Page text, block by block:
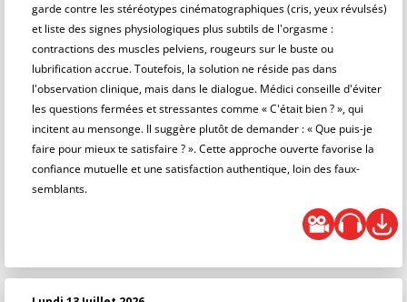
garde contre les stéréotypes cinématographiques (cris, yeux révulsés)
et liste des signes physiologiques plus subtils de l'orgasme :
contractions des muscles pelviens, rougeurs sur le buste ou
lubrification accrue. Toutefois, la solution ne réside pas dans
l'observation clinique, mais dans le dialogue. Médici conseille d'éviter
les questions fermées et stressantes comme « C'était bien ? », qui
incitent au mensonge. Il suggère plutôt de demander : « Que puis-je
faire pour mieux te satisfaire ? ». Cette approche ouverte favorise la
confiance mutuelle et une satisfaction authentique, loin des faux-
semblants.